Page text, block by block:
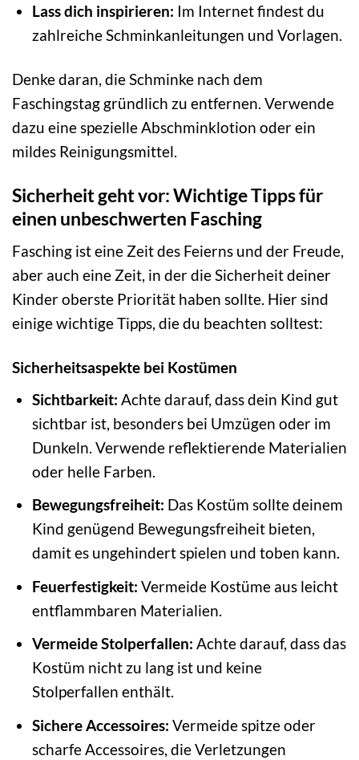
Lass dich inspirieren: Im Internet findest du
zahlreiche Schminkanleitungen und Vorlagen.
Denke daran, die Schminke nach dem
Faschingstag gründlich zu entfernen. Verwende
dazu eine spezielle Abschminklotion oder ein
mildes Reinigungsmittel.
Sicherheit geht vor: Wichtige Tipps für
einen unbeschwerten Fasching
Fasching ist eine Zeit des Feierns und der Freude,
aber auch eine Zeit, in der die Sicherheit deiner
Kinder oberste Priorität haben sollte. Hier sind
einige wichtige Tipps, die du beachten solltest:
Sicherheitsaspekte bei Kostümen
Sichtbarkeit: Achte darauf, dass dein Kind gut
sichtbar ist, besonders bei Umzügen oder im
Dunkeln. Verwende reflektierende Materialien
oder helle Farben.
Bewegungsfreiheit: Das Kostüm sollte deinem
Kind genügend Bewegungsfreiheit bieten,
damit es ungehindert spielen und toben kann.
Feuerfestigkeit: Vermeide Kostüme aus leicht
entflammbaren Materialien.
Vermeide Stolperfallen: Achte darauf, dass das
Kostüm nicht zu lang ist und keine
Stolperfallen enthält.
Sichere Accessoires: Vermeide spitze oder
scharfe Accessoires, die Verletzungen